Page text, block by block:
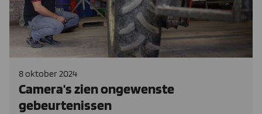
8 oktober 2024
Camera's zien ongewenste
gebeurtenissen